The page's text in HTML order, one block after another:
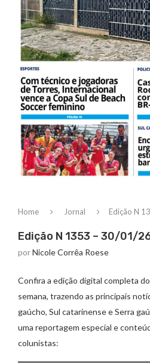
Home Jornal Edição N
Edição N 1353 – 30/01/
porNicole Corrêa Roese
Confira a edição digital completa
semana, trazendo as principais
gaúcho, Sul catarinense e Serra
uma reportagem especial e
colunistas: